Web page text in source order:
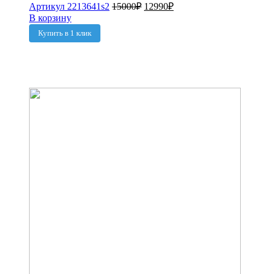
Артикул 2213641s2 15000₽ 12990₽
В корзину
Купить в 1 клик